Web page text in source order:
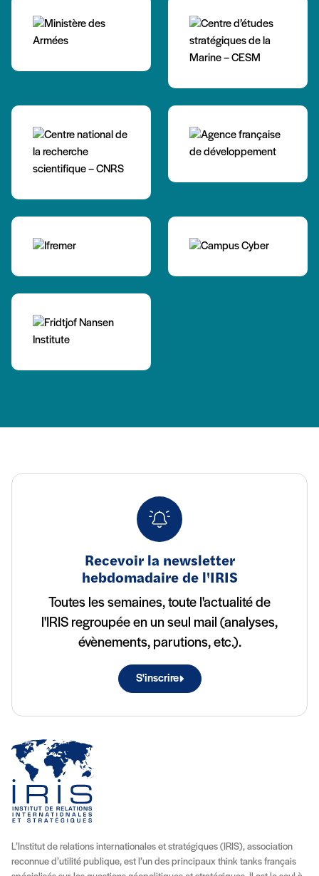
Recevoir la newsletter
hebdomadaire de l'IRIS
Toutes les semaines, toute l'actualité de
l'IRIS regroupée en un seul mail (analyses,
évènements, parutions, etc.).
S'inscrire
L’Institut de relations internationales et stratégiques (IRIS), association
reconnue d’utilité publique, est l’un des principaux think tanks français